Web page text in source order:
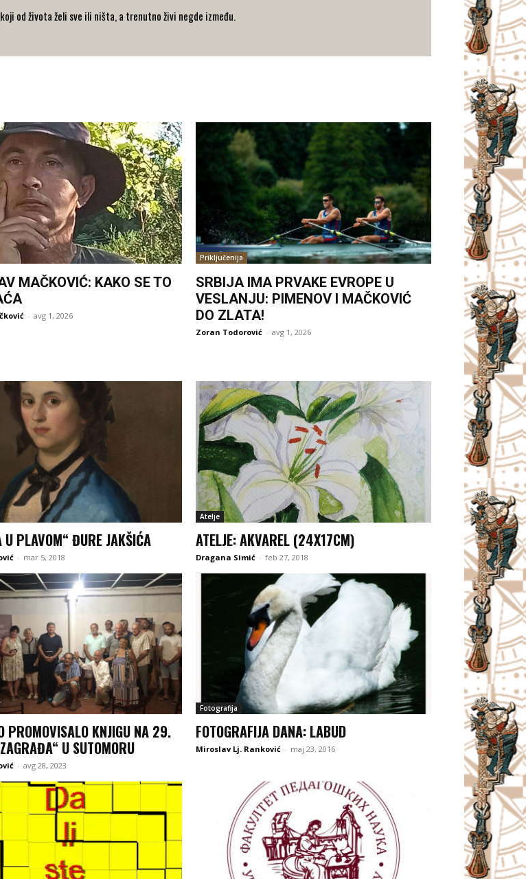
od života želi sve ili ništa, a trenutno živi negde između.
MAČKOVIĆ: KAKO SE TO
- avg 1, 2026
Priključenija
SRBIJA IMA PRVAKE EVROPE U
VESLANJU: PIMENOV I MAČKOVIĆ
DO ZLATA!
Zoran Todorović - avg 1, 2026
U PLAVOM“ ĐURE JAKŠIĆA
- mar 5, 2018
Atelje
ATELJE: AKVAREL (24X17CM)
Dragana Simić - feb 27, 2018
PROMOVISALO KNJIGU NA 29.
U SUTOMORU
- avg 28, 2023
Fotografija
FOTOGRAFIJA DANA: LABUD
Miroslav Lj. Ranković - maj 23, 2016